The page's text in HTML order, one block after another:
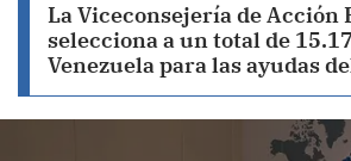
La Viceconsejería de Acción
selecciona a un total de
Venezuela para las ayudas